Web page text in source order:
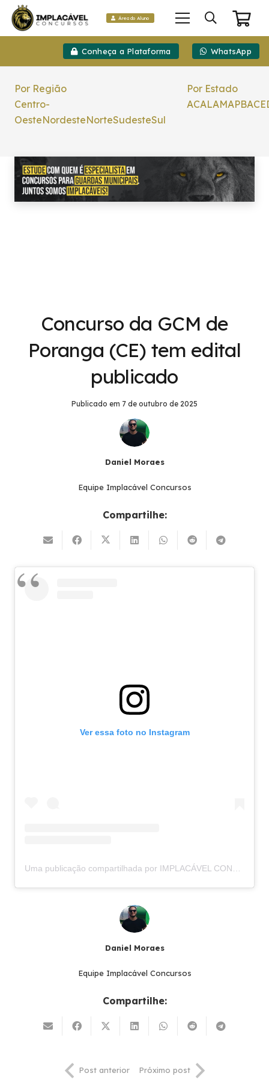
Área do Aluno
Conheça a Plataforma WhatsApp
Por Região
Centro-
OesteNordesteNorteSudesteSul
Por Estado
ACALAMAPBACE
Concurso da GCM de
Poranga (CE) tem edital
publicado
Publicado em 7 de outubro de 2025
Daniel Moraes
Equipe Implacável Concursos
Compartilhe:
Ver essa foto no Instagram
Uma publicação compartilhada por IMPLACÁVEL CONCURSOS (@implacavelconcursos)
Daniel Moraes
Equipe Implacável Concursos
Compartilhe:
Post anterior Próximo post